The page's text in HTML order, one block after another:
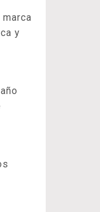
marca
y